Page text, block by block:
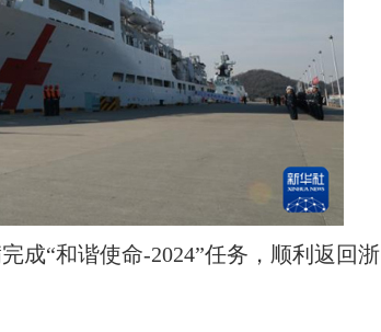
“和谐使命-2024”任务，顺利返回浙